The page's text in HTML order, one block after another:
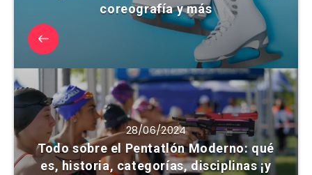
coreografía y más
28/06/2024
Todo sobre el Pentatlón Moderno: qué
es, historia, categorías, disciplinas ¡y